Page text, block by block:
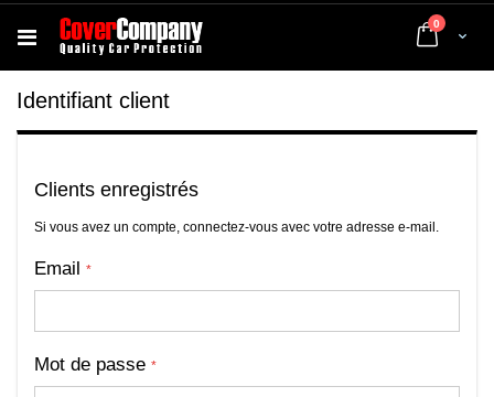
Cart
0 articles
Identifiant client
Clients enregistrés
Si vous avez un compte, connectez-vous avec votre adresse e-mail.
Email
Mot de passe